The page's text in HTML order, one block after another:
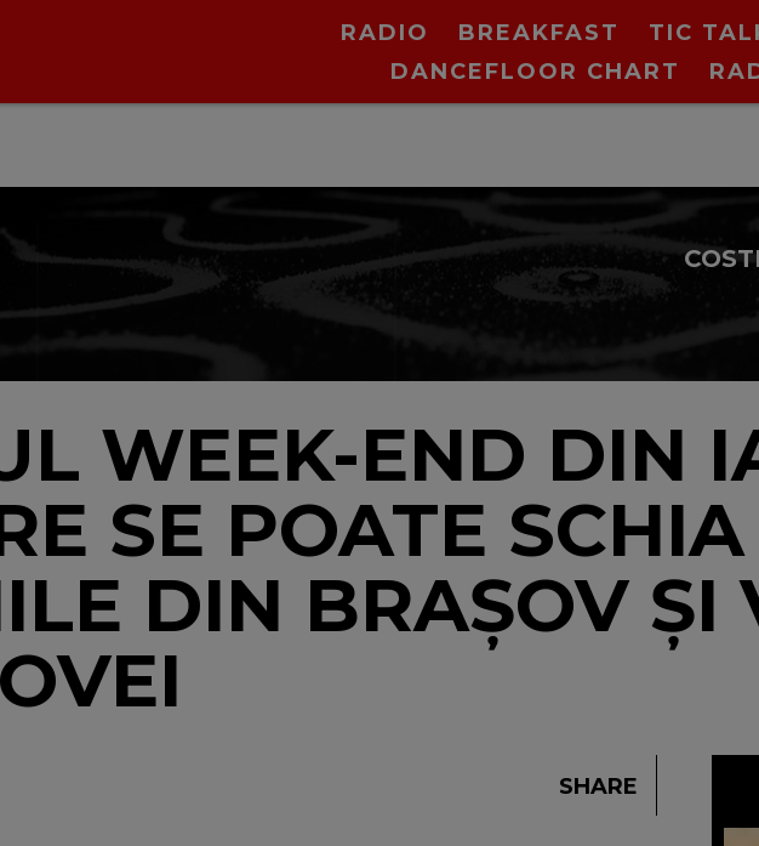
RADIO BREAKFAST TIC
DANCEFLOOR CHART
WEEK-END DIN
SE POATE
DIN BRAȘOV ȘI
SHARE